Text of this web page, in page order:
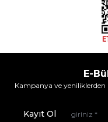
E-
Kampanya ve
Kayıt Ol